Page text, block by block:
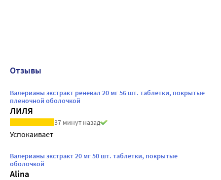
Отзывы
Валерианы экстракт реневал 20 мг 56 шт. таблетки, покрытые
пленочной оболочкой
ЛИЛЯ
37 минут назад
Успокаивает
Валерианы экстракт 20 мг 50 шт. таблетки, покрытые
оболочкой
Alina